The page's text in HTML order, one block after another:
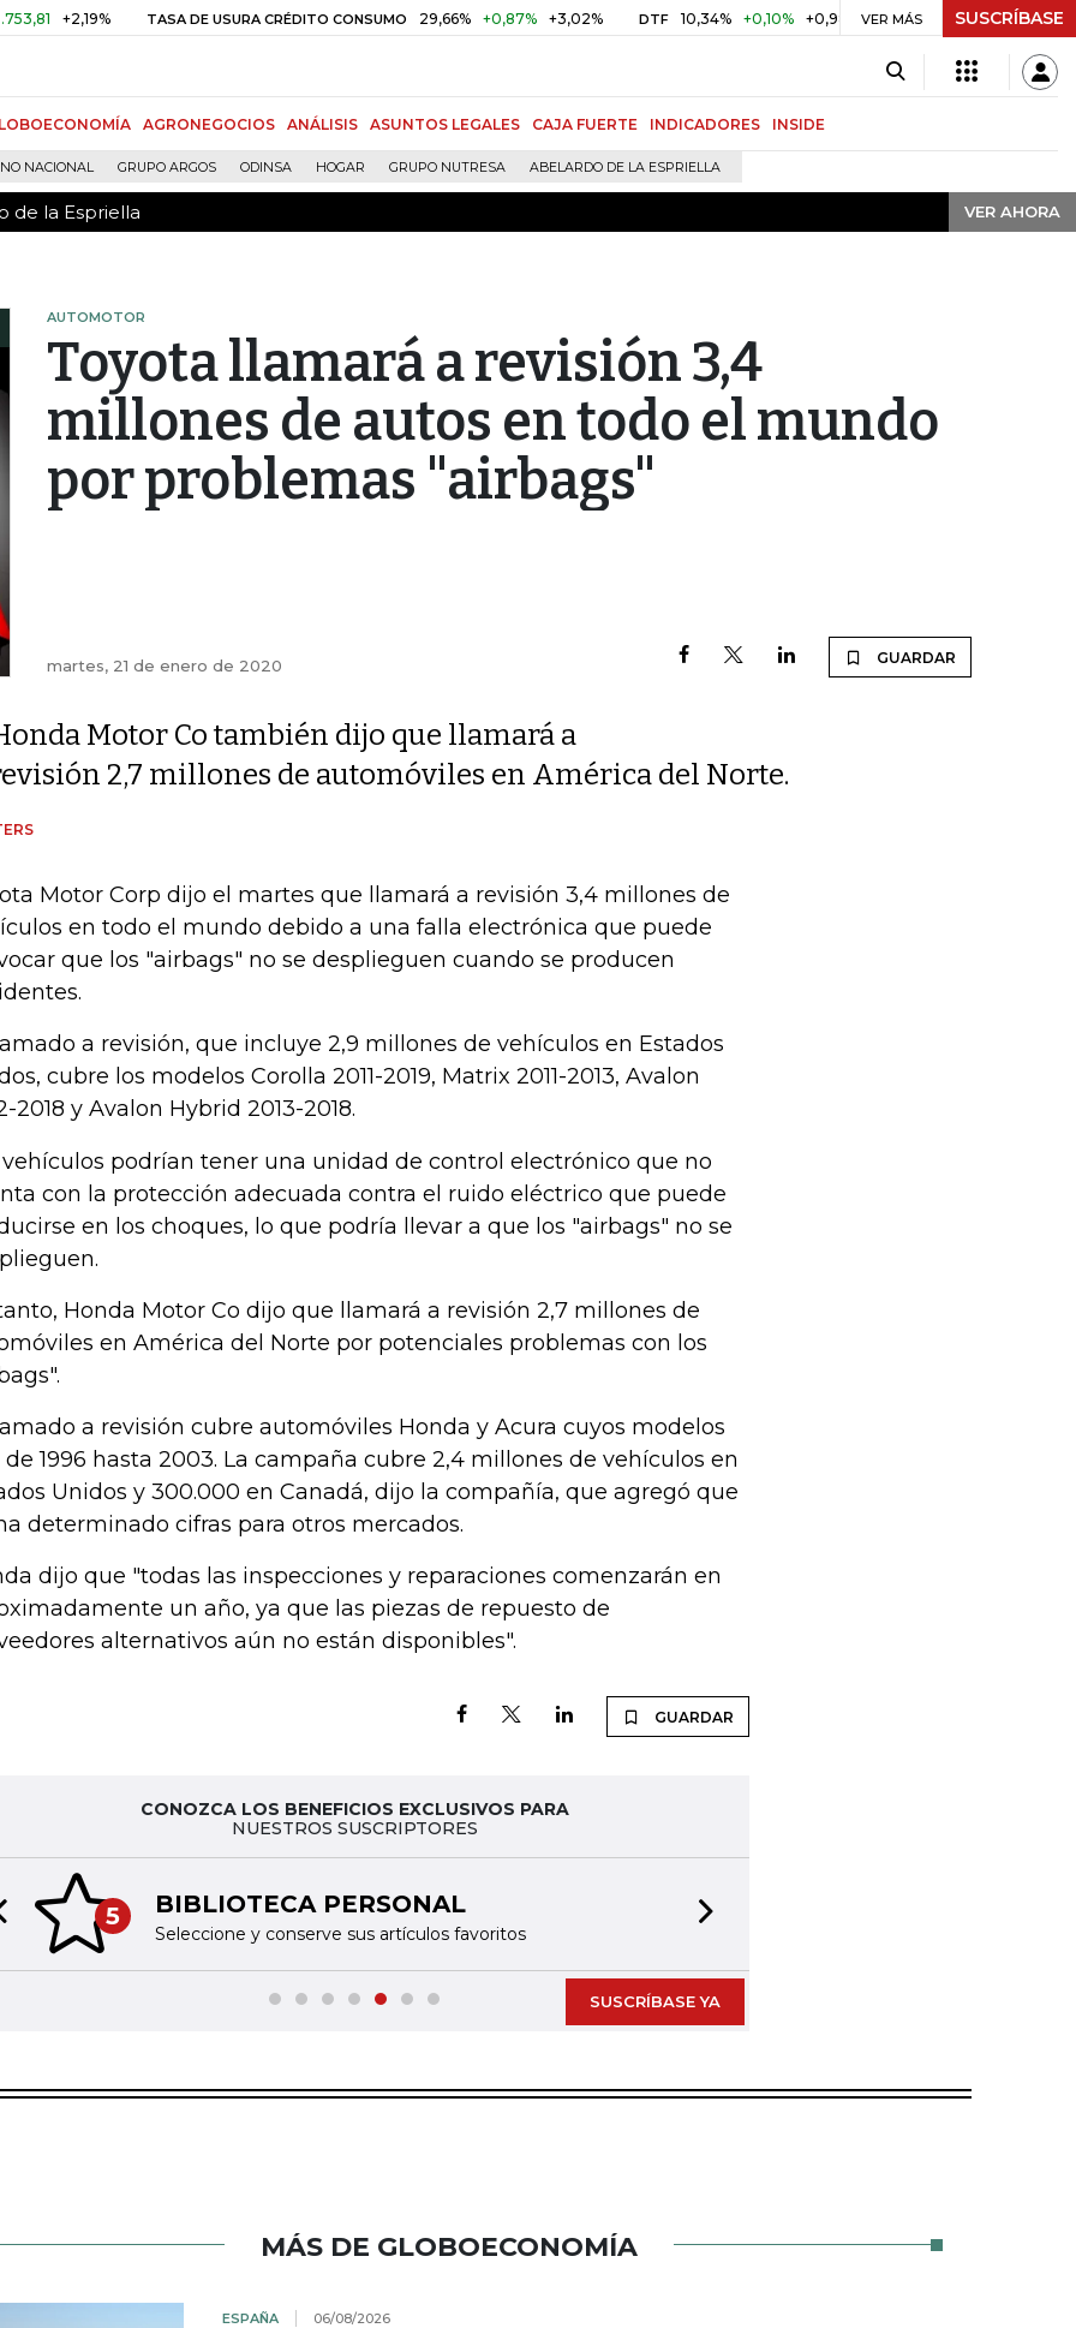
+2,19% TASA DE USURA CRÉDITO CONSUMO 29,66% +0,87% +3,02% DTF 10,34% +0,10% +0,98% UVR $ 416,91 +$ 0,05 +0,01%
VER MÁS SUSCRÍBASE
AGRONEGOCIOS ANÁLISIS ASUNTOS LEGALES CAJA FUERTE INDICADORES INSIDE
NACIONAL GRUPO ARGOS ODINSA HOGAR GRUPO NUTRESA ABELARDO DE LA ESPRIELLA
de la Espriella VER AHORA
la Espriella VER AHORA
AUTOMOTOR
Toyota llamará a revisión 3,4
millones de autos en todo el mundo
por problemas "airbags"
martes, 21 de enero de 2020 GUARDAR
Motor Co también dijo que llamará a
2,7 millones de automóviles en América del Norte.
Motor Corp dijo el martes que llamará a revisión 3,4 millones de
en todo el mundo debido a una falla electrónica que puede
que los "airbags" no se desplieguen cuando se producen
a revisión, que incluye 2,9 millones de vehículos en Estados
cubre los modelos Corolla 2011-2019, Matrix 2011-2013, Avalon
2018 y Avalon Hybrid 2013-2018.
vehículos podrían tener una unidad de control electrónico que no
con la protección adecuada contra el ruido eléctrico que puede
en los choques, lo que podría llevar a que los "airbags" no se
Honda Motor Co dijo que llamará a revisión 2,7 millones de
en América del Norte por potenciales problemas con los
a revisión cubre automóviles Honda y Acura cuyos modelos
de 1996 hasta 2003. La campaña cubre 2,4 millones de vehículos en
Unidos y 300.000 en Canadá, dijo la compañía, que agregó que
determinado cifras para otros mercados.
dijo que "todas las inspecciones y reparaciones comenzarán en
un año, ya que las piezas de repuesto de
alternativos aún no están disponibles".
GUARDAR
CONOZCA LOS BENEFICIOS EXCLUSIVOS PARA
NUESTROS SUSCRIPTORES
5 BIBLIOTECA PERSONAL
Seleccione y conserve sus artículos favoritos
slide
SUSCRÍBASE YA
MÁS DE GLOBOECONOMÍA
ESPAÑA 06/08/2026